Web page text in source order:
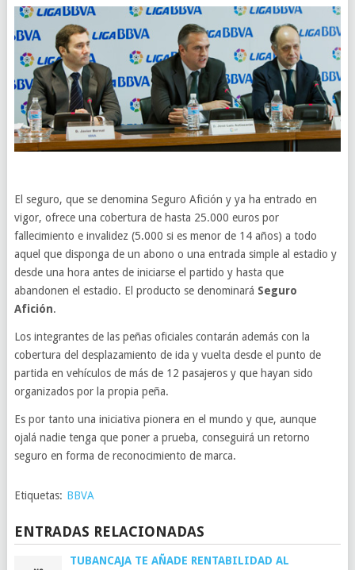
El seguro, que se denomina Seguro Afición y ya ha entrado en
vigor, ofrece una cobertura de hasta 25.000 euros por
fallecimiento e invalidez (5.000 si es menor de 14 años) a todo
aquel que disponga de un abono o una entrada simple al estadio y
desde una hora antes de iniciarse el partido y hasta que
abandonen el estadio. El producto se denominará Seguro
Afición.
Los integrantes de las peñas oficiales contarán además con la
cobertura del desplazamiento de ida y vuelta desde el punto de
partida en vehículos de más de 12 pasajeros y que hayan sido
organizados por la propia peña.
Es por tanto una iniciativa pionera en el mundo y que, aunque
ojalá nadie tenga que poner a prueba, conseguirá un retorno
seguro en forma de reconocimiento de marca.
Etiquetas: BBVA
ENTRADAS RELACIONADAS
TUBANCAJA TE AÑADE RENTABILIDAD AL